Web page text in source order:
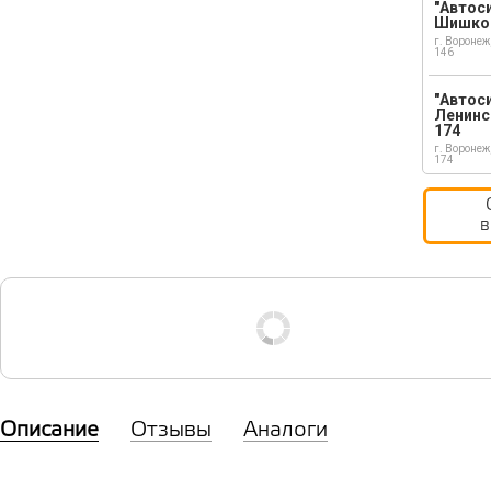
г.
146
174
г.
174
Описание Отзывы Аналоги